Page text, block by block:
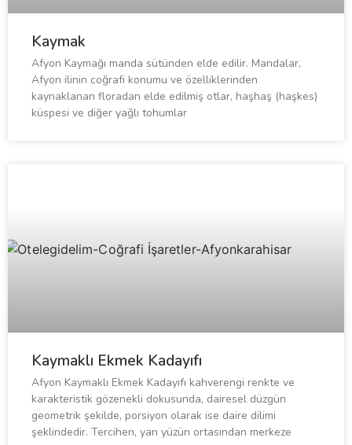
Kaymak
Afyon Kaymağı manda sütünden elde edilir. Mandalar,
Afyon ilinin coğrafi konumu ve özelliklerinden
kaynaklanan floradan elde edilmiş otlar, haşhaş (haşkes)
küspesi ve diğer yağlı tohumlar
Kaymaklı Ekmek Kadayıfı
Afyon Kaymaklı Ekmek Kadayıfı kahverengi renkte ve
karakteristik gözenekli dokusunda, dairesel düzgün
geometrik şekilde, porsiyon olarak ise daire dilimi
şeklindedir. Tercihen, yan yüzün ortasından merkeze